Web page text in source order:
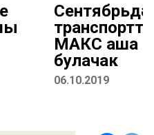
МАКС аша
булачак
06.10.2019